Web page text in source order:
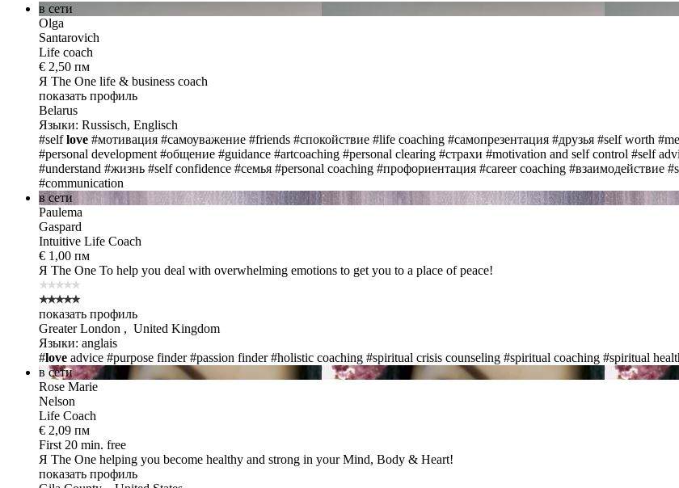
в сети
Olga
Santarovich
Life coach
€ 2,50 пм
Я The One life & business coach
показать профиль
Belarus
Языки: Russisch, Englisch
#selflove #мотивация #самоуважение #friends #спокойствие #life coaching #самопрезентация #друзья #self worth
#personal development #общение #guidance #artcoaching #personal clearing #страхи #motivation and self control #self
#understand #жизнь #self confidence #семья #personal coaching #профориентация #career coaching #взаимодействие
#communication
в сети
Paulema
Gaspard
Intuitive Life Coach
€ 1,00 пм
Я The One To help you deal with overwhelming emotions to get you to a place of peace!
показать профиль
Greater London , United Kingdom
Языки: anglais
#love advice #purpose finder #passion finder #holistic coaching #spiritual crisis counseling #spiritual coaching #spiritual
в сети
Rose Marie
Nelson
Life Coach
€ 2,09 пм
First 20 min. free
Я The One helping you become healthy and strong in your Mind, Body & Heart!
показать профиль